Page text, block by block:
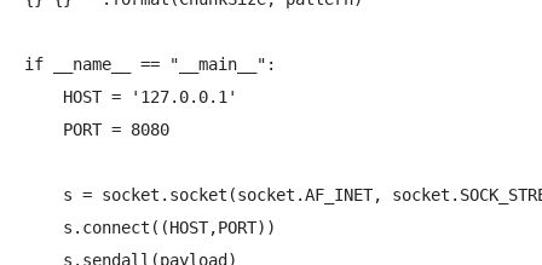
if __name__ == "__main__":
    HOST = '127.0.0.1'
    PORT = 8080
s = socket.socket(socket.AF_INET,
    s.connect((HOST,PORT))